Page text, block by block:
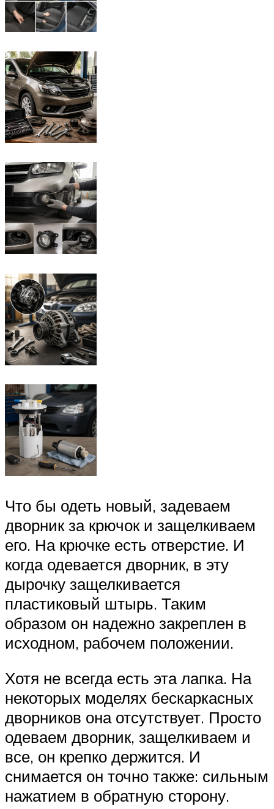
Что бы одеть новый, задеваем
дворник за крючок и защелкиваем
его. На крючке есть отверстие. И
когда одевается дворник, в эту
дырочку защелкивается
пластиковый штырь. Таким
образом он надежно закреплен в
исходном, рабочем положении.
Хотя не всегда есть эта лапка. На
некоторых моделях бескаркасных
дворников она отсутствует. Просто
одеваем дворник, защелкиваем и
все, он крепко держится. И
снимается он точно также: сильным
нажатием в обратную сторону.